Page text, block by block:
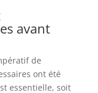
avant
de
ont été
essentielle, soit